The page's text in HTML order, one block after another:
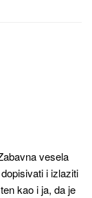
vesela
i izlaziti
kao i ja, da je